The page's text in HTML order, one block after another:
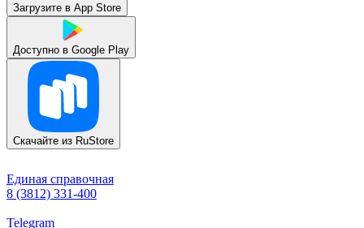
Загрузите в App Store
Доступно в Google Play
Скачайте из RuStore
Единая справочная
8 (3812) 331-400
Telegram